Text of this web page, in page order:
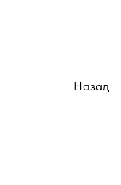
Назад